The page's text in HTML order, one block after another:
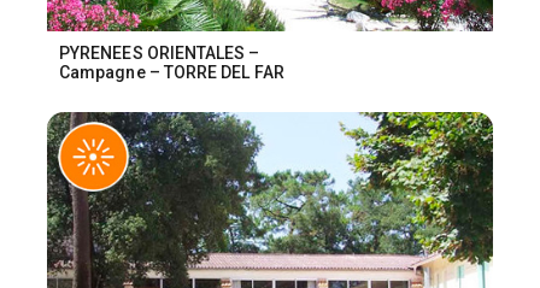
PYRENEES ORIENTALES –
Campagne – TORRE DEL FAR